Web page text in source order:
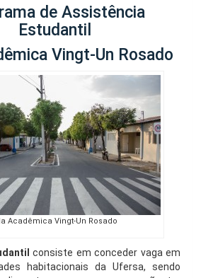
de Assistência
Estudantil
Vingt-Un Rosado
Acadêmica Vingt-Un Rosado
consiste em conceder vaga em
habitacionais da Ufersa, sendo